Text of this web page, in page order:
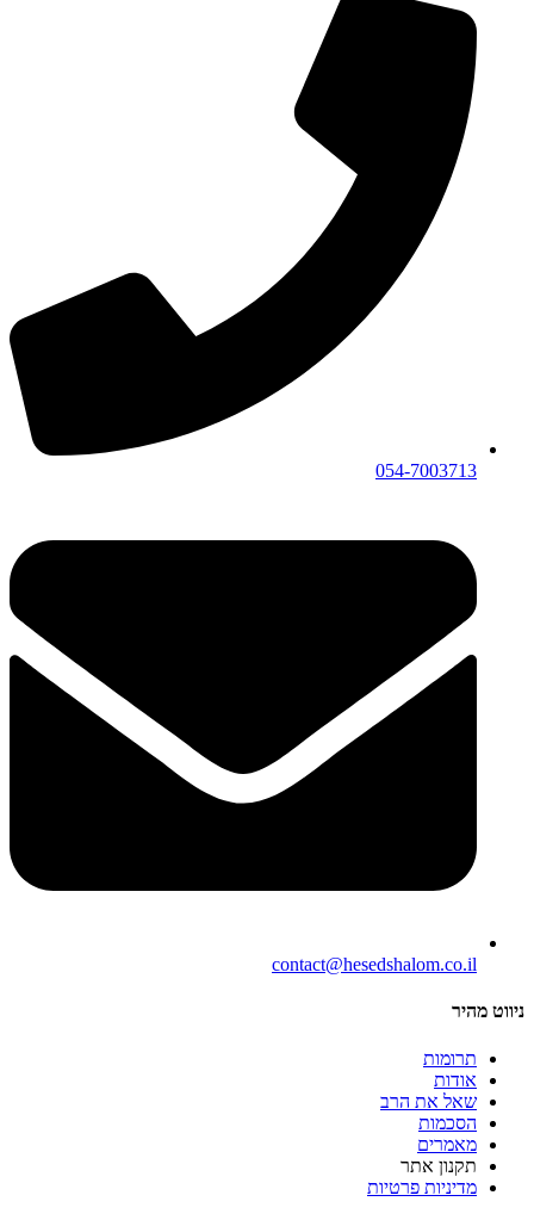
054-7003713
contact@hesedshalom.co.il
ניווט מהיר
תרומות
אודות
שאל את הרב
הסכמות
מאמרים
תקנון אתר
מדיניות פרטיות